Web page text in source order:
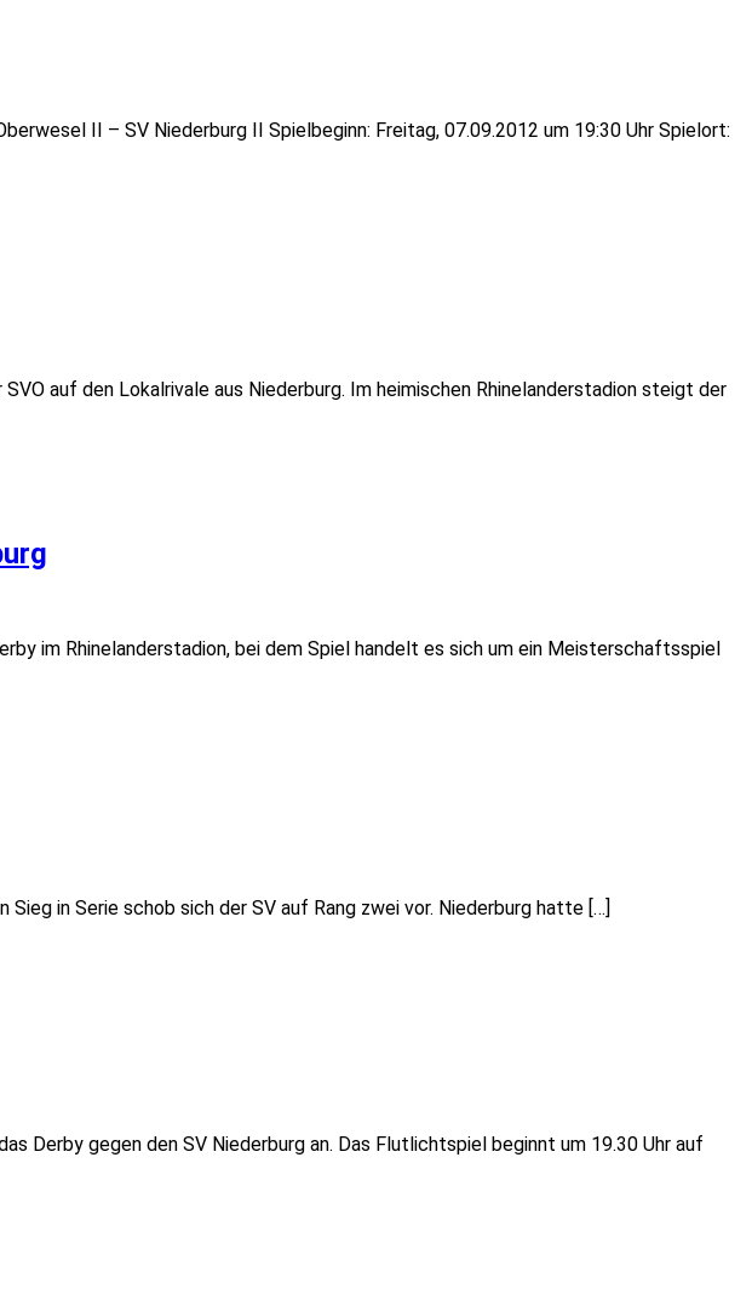
II – SV Niederburg II Spielbeginn: Freitag, 07.09.2012 um 19:30 Uhr Spielort:
auf den Lokalrivale aus Niederburg. Im heimischen Rhinelanderstadion steigt der
im Rhinelanderstadion, bei dem Spiel handelt es sich um ein Meisterschaftsspiel
in Serie schob sich der SV auf Rang zwei vor. Niederburg hatte […]
Derby gegen den SV Niederburg an. Das Flutlichtspiel beginnt um 19.30 Uhr auf